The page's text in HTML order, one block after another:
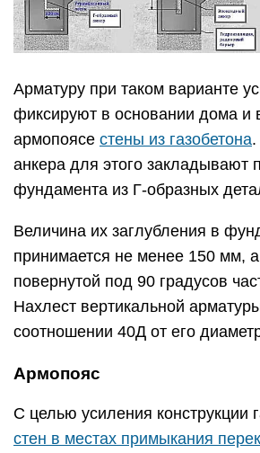
Арматуру при таком варианте
фиксируют в основании дома и
армопоясе стены из газобетона.
анкера для этого закладывают
фундамента из Г-образных
Величина их заглубления в
принимается не менее 150 мм,
повернутой под 90 градусов
Нахлест вертикальной
соотношении 40Д от его
Армопояс
С целью усиления конструкции
стен в местах примыкания